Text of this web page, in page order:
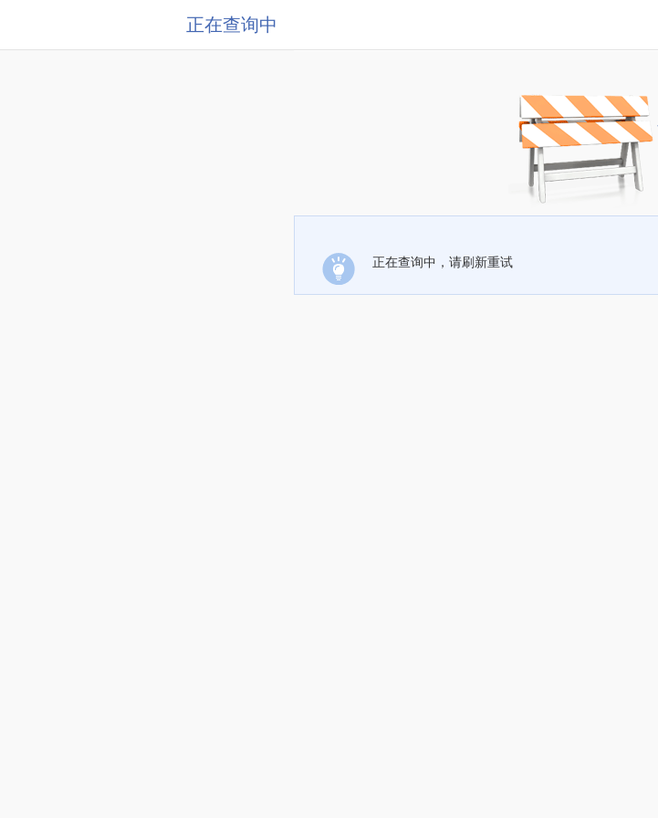
正在查询中
正在查询中，请刷新重试